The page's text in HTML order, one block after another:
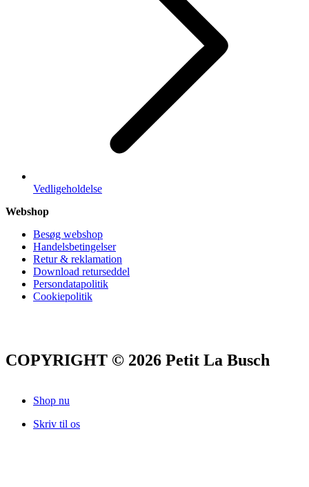
Vedligeholdelse
Webshop
Besøg webshop
Handelsbetingelser
Retur & reklamation
Download returseddel
Persondatapolitik
Cookiepolitik
COPYRIGHT © 2026 Petit La Busch
Shop nu
Skriv til os